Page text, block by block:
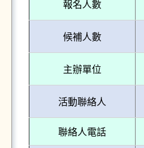
報名人數
候補人數
主辦單位
活動聯絡人
聯絡人電話